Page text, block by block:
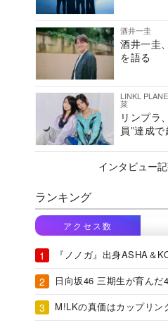
酒井一圭
酒井一圭
を語る
LINKL
菜
リンプラ
員”達成
インタビュー
ランキング
アクセス数
『ノノガ』出身ASHA＆
日向坂46 三期生が育んだ
M!LKの真価はカップリン